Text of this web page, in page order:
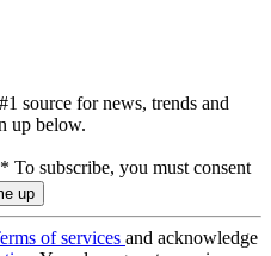
source for news, trends and
up below.
* To subscribe, you must consent
of services and acknowledge